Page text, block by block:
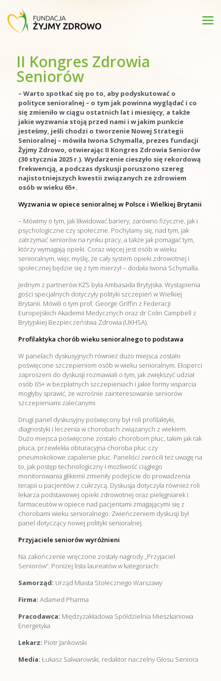
II Kongres Zdrowia
Seniorów
– Warto spotkać się po to, aby podyskutować o
polityce senioralnej – o tym jak powinna wyglądać i co
się zmieniło w ciągu ostatnich lat i miesięcy, a także
jakie wyzwania stoją przed nami i w jakim punkcie
jesteśmy, jeśli chodzi o tworzenie Nowej Strategii
Senioralnej – mówiła Iwona Schymalla, prezes fundacji
Żyjmy Zdrowo, otwierając II Kongres Zdrowia Seniorów
(30 stycznia 2025 r.). Wydarzenie cieszyło się rekordową
frekwencją, a podczas dyskusji poruszono szereg
najistotniejszych kwestii związanych ze zdrowiem
osób w wieku 65+.
Wyzwania w opiece senioralnej w Polsce i Wielkiej Brytanii
– Mówimy o tym, jak likwidować bariery, zarówno fizyczne, jak i
psychologiczne czy społeczne. Pochylamy się, nad tym, jak
zatrzymać seniorów na rynku pracy, a także jak pomagać tym,
którzy wymagają opieki. Coraz więcej jest osób w wieku
senioralnym, więc myślę, że cały system opieki zdrowotnej i
społecznej będzie się z tym mierzył – dodała Iwona Schymalla.
Jednym z partnerów KZS była Ambasada Brytyjska. Wystąpienia
gości specjalnych dotyczyły polityki szczepień w Wielkiej
Brytanii. Mówili o tym prof. George Griffin z Federacji
Europejskich Akademii Medycznych oraz dr Colin Campbell z
Brytyjskiej Bezpieczeństwa Zdrowia (UKHSA).
Profilaktyka chorób wieku senioralnego to podstawa
W panelach dyskusyjnych również dużo miejsca zostało
poświęcone szczepieniom osób w wieku senioralnym. Eksperci
zaproszeni do dyskusji rozmawiali o tym, jak zwiększyć udział
osób 65+ w bezpłatnych szczepieniach i jakie formy wsparcia
mogłyby sprawić, że wzrośnie zainteresowanie seniorów
szczepieniami zalecanymi.
Drugi panel dyskusyjny poświęcony był roli profilaktyki,
diagnostyki i leczenia w chorobach związanych z wiekiem.
Dużo miejsca poświęcone zostało chorobom płuc, takim jak rak
płuca, przewlekła obturacyjna choroba płuc czy
pneumokokowe zapalenie płuc. Paneliści zwrócili też uwagę na
to, jak postęp technologiczny i możliwość ciągłego
monitorowania glikemii zmieniły podejście do prowadzenia
terapii u pacjentów z cukrzycą. Dyskusja dotyczyła również roli
lekarza podstawowej opieki zdrowotnej oraz pielęgniarek i
farmaceutów w opiece nad pacjentami zmagającymi się z
chorobami wieku senioralnego. Zwieńczeniem dyskusji był
panel dotyczący nowej polityki senioralnej.
Przyjaciele seniorów wyróżnieni
Na zakończenie wręczone zostały nagrody „Przyjaciel
Seniorów”. Poniżej lista laureatów w kategoriach:
Samorząd: Urząd Miasta Stołecznego Warszawy
Firma: Adamed Pharma
Pracodawca: Międzyzakładowa Spółdzielnia Mieszkaniowa
Energetyka
Lekarz: Piotr Jankowski
Media: Łukasz Salwarowski, redaktor naczelny Głosu Seniora